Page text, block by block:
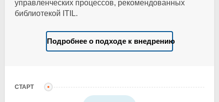
управленческих процессов, рекомендованных
библиотекой ITIL.
Подробнее о подходе к внедрению
СТАРТ